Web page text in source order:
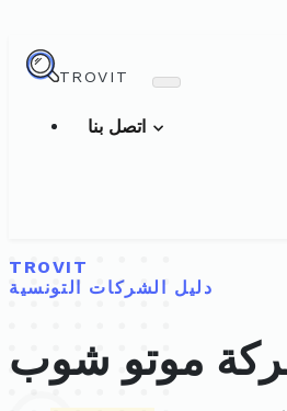
TROVIT
TROVIT
دليل الشركات التونسية
موتو شوب